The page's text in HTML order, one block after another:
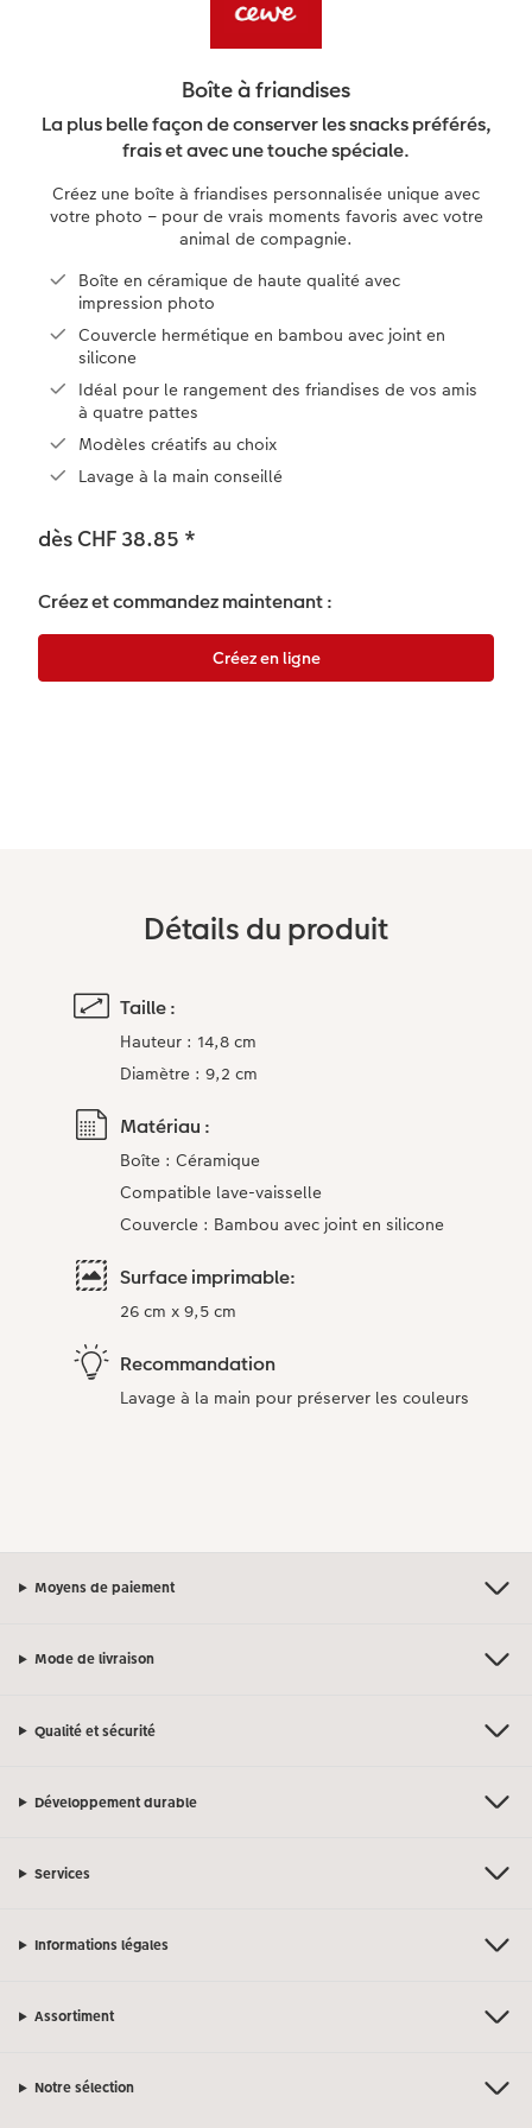
Étui personnalisé
LIVRE PHOTO CEWE Bébé
Couverture en cuir et en lin
Premières étapes
Possibilités de commande
Exemples
Témoignages clients
Coffeetable Book «Art Collection»
Tirages photo sur papier recyclé
Lot de photos
Autocollants photo
Accessoires
Affiche carte personnalisée
hexxas
Photo sous plexi
Photo sur alu-dibond
Photo sur bois
Tableau photo Prestige
Photo sur carton mousse
Multi-déco
Autres occasions
Cartes photo
Cartes postales
Carte à l’unité
Animaux de compagnie
Faber-Castell
Tirages créatifs
Boîte cadeau photo
Idées de cadeaux
Carte cadeau CEWE
Boîte à friandises personnalisée
Coques en silicone
Coques en cuir
Coques en bois
Coques avec cordon
Avec design
Calendriers muraux avec design
Calendrier mural A4 Panorama
Calendrier mural A3
Calendrier de bureau carré
Accessoires
pour l’anniversaire
Cadeaux pour le départ
Cadeaux photo pour Pâques
pour les jeunes mariés
pour l’EVJF
Témoignages
Boîte à friandises
La plus belle façon de conserver les snacks préférés,
frais et avec une touche spéciale.
Créez une boîte à friandises personnalisée unique avec
votre photo – pour de vrais moments favoris avec votre
animal de compagnie.
Boîte en céramique de haute qualité avec
impression photo
Couvercle hermétique en bambou avec joint en
silicone
Idéal pour le rangement des friandises de vos amis
à quatre pattes
Modèles créatifs au choix
Lavage à la main conseillé
dès CHF 38.85 *
Créez et commandez maintenant :
Détails du produit
Taille :
Hauteur : 14,8 cm
Diamètre : 9,2 cm
Matériau :
Boîte : Céramique
Compatible lave-vaisselle
Couvercle : Bambou avec joint en silicone
Surface imprimable:
26 cm x 9,5 cm
Recommandation
Lavage à la main pour préserver les couleurs
Moyens de paiement
Mode de livraison
Qualité et sécurité
Développement durable
Services
Informations légales
Assortiment
Notre sélection